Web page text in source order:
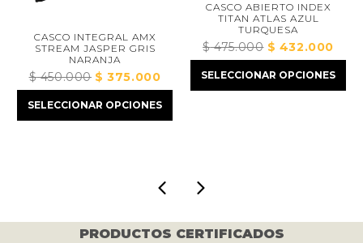
CASCO INTEGRAL AMX
STREAM JASPER GRIS
NARANJA
450.000El
precio
original
$375.000El
precio
actual
SELECCIONAR OPCIONES
CASCO ABIERTO INDEX
TITAN ATLAS AZUL
TURQUESA
475.000El
precio
original
$432.000El
precio
actual
SELECCIONAR OPCIONES
PRODUCTOS CERTIFICADOS